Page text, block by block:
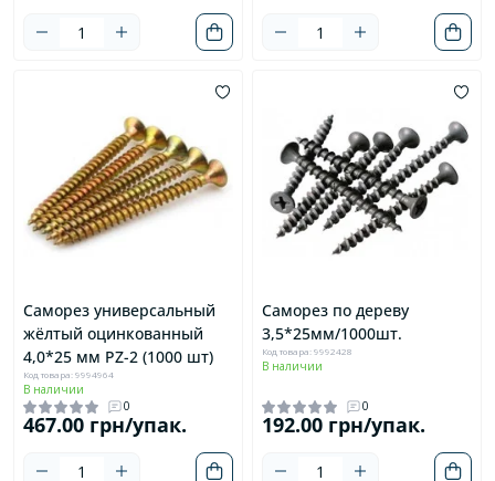
Саморез универсальный
жёлтый оцинкованный
4,0*25 мм PZ-2 (1000 шт)
Код товара: 9994964
В наличии
0
467.00 грн/упак.
Саморез по дереву
3,5*25мм/1000шт.
Код товара: 9992428
В наличии
0
192.00 грн/упак.